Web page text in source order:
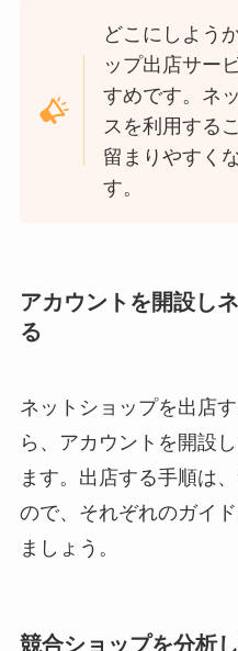
どこにしよう
ップ出店サー
すめです。ネ
スを利用する
留まりやすく
す。
アカウントを開設し
る
ネットショップを出店
ら、アカウントを開設
ます。出店する手順は
ので、それぞれのガイ
ましょう。
競合ショップを分析